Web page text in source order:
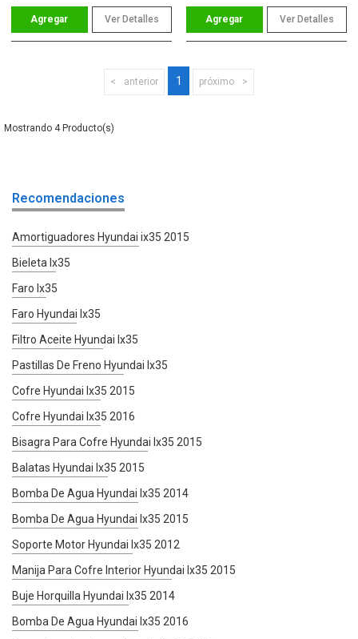
Ver Detalles Ver Detalles
anterior 1 próximo
4
Recomendaciones
Amortiguadores Hyundai ix35 2015
Bieleta Ix35
Faro Ix35
Faro Hyundai Ix35
Filtro Aceite Hyundai Ix35
Pastillas De Freno Hyundai Ix35
Cofre Hyundai Ix35 2015
Cofre Hyundai Ix35 2016
Bisagra Para Cofre Hyundai Ix35 2015
Balatas Hyundai Ix35 2015
Bomba De Agua Hyundai Ix35 2014
Bomba De Agua Hyundai Ix35 2015
Soporte Motor Hyundai Ix35 2012
Manija Para Cofre Interior Hyundai Ix35 2015
Buje Horquilla Hyundai Ix35 2014
Bomba De Agua Hyundai Ix35 2016